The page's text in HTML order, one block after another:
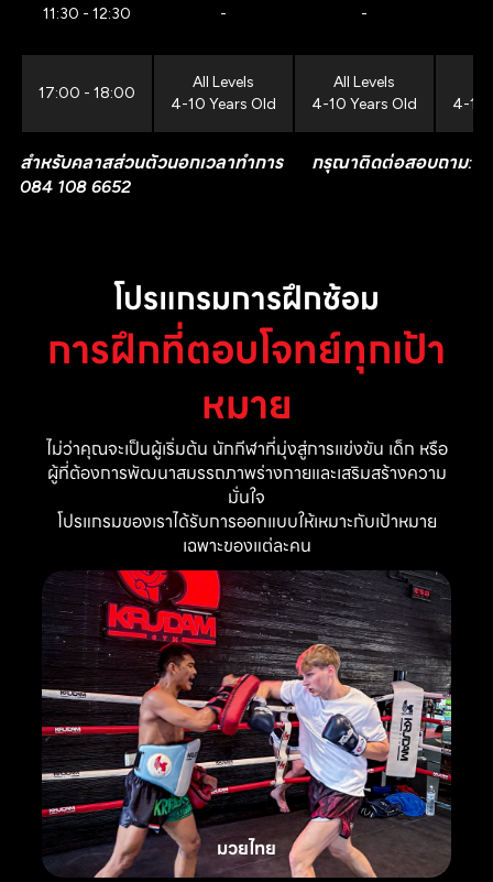
11:30 - 12:30 - -
17:00 - 18:00
All Levels
4-10 Years Old
All Levels
4-10 Years Old
4-10
สำหรับคลาสส่วนตัวนอกเวลาทำการ กรุณาติดต่อสอบถาม:
084 108 6652
โปรแกรมการฝึกซ้อม
การฝึกที่ตอบโจทย์ทุกเป้า
หมาย
ไม่ว่าคุณจะเป็นผู้เริ่มต้น นักกีฬาที่มุ่งสู่การแข่งขัน เด็ก หรือ
ผู้ที่ต้องการพัฒนาสมรรถภาพร่างกายและเสริมสร้างความ
มั่นใจ
โปรแกรมของเราได้รับการออกแบบให้เหมาะกับเป้าหมาย
เฉพาะของแต่ละคน
มวยไทย